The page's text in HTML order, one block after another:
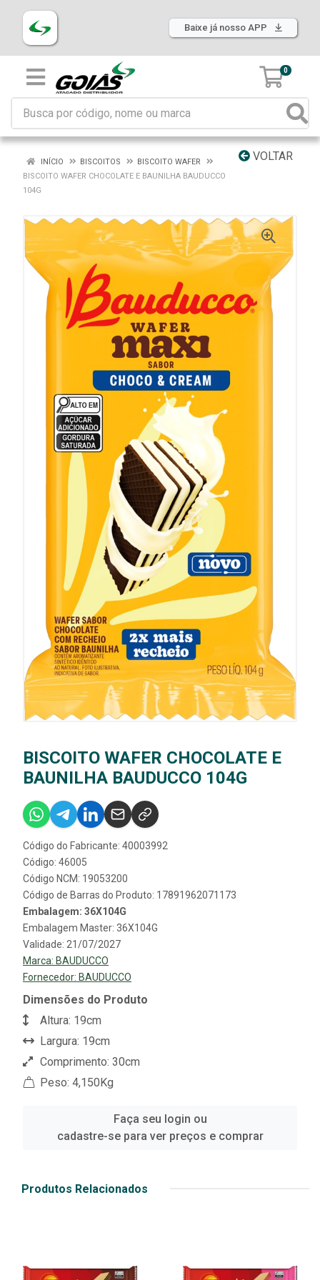
Baixe já nosso APP
0
VOLTAR
INÍCIO BISCOITOS
BISCOITO WAFER
BISCOITO WAFER CHOCOLATE E BAUNILHA BAUDUCCO
104G
BISCOITO WAFER CHOCOLATE E
BAUNILHA BAUDUCCO 104G
Código do Fabricante: 40003992
Código: 46005
Código NCM: 19053200
Código de Barras do Produto: 17891962071173
Embalagem: 36X104G
Embalagem Master: 36X104G
Validade: 21/07/2027
Marca: BAUDUCCO
Fornecedor: BAUDUCCO
Dimensões do Produto
Altura: 19cm
Largura: 19cm
Comprimento: 30cm
Peso: 4,150Kg
Faça seu login ou
cadastre-se para ver preços e comprar
Produtos Relacionados